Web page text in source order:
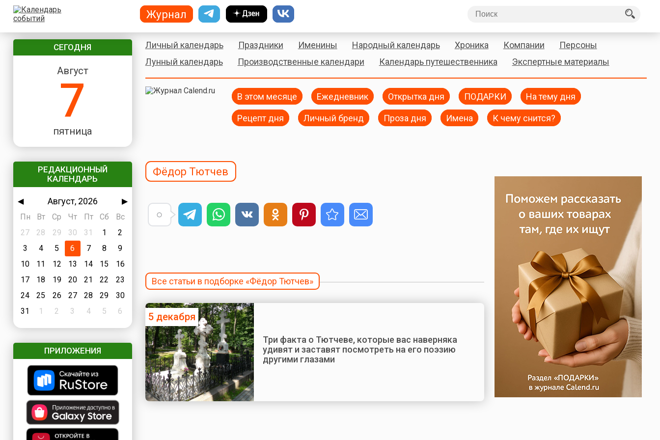
СЕГОДНЯ
Август
7
пятница
РЕДАКЦИОННЫЙ
КАЛЕНДАРЬ
◀ Август, 2026
▶
Пн
Вт Ср Чт Пт Сб
Вс
27
28 29 30 31 1
2
3
4 5 6 7 8
9
10
11 12 13 14 15
16
17
18 19 20 21 22
23
24
25 26 27 28 29
30
31
1 2 3 4 5 6
ПРИЛОЖЕНИЯ
Личный календарь Праздники Именины Народный календарь Хроника Компании
Персоны
Лунный календарь
Производственные календари Календарь путешественника Экспертные материалы
В этом месяце Ежедневник Открытка дня ПОДАРКИ На тему дня
Рецепт дня Личный бренд Проза дня Имена К чему снится?
Фёдор Тютчев
Все статьи в подборке «Фёдор Тютчев»
5 декабря
Три факта о Тютчеве, которые вас наверняка
удивят и заставят посмотреть на его поэзию
другими глазами
Журнал